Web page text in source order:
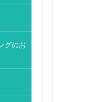
グのお